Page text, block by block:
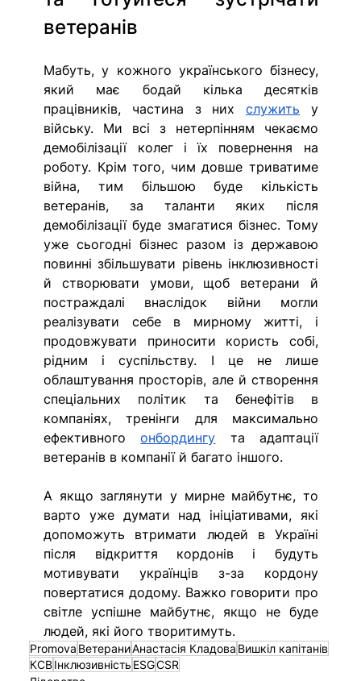
ветеранів
Мабуть, у кожного українського бізнесу,
який має бодай кілька десятків
працівників, частина з них служить у
війську. Ми всі з нетерпінням чекаємо
демобілізації колег і їх повернення на
роботу. Крім того, чим довше триватиме
війна, тим більшою буде кількість
ветеранів, за таланти яких після
демобілізації буде змагатися бізнес. Тому
уже сьогодні бізнес разом із державою
повинні збільшувати рівень інклюзивності
й створювати умови, щоб ветерани й
постраждалі внаслідок війни могли
реалізувати себе в мирному житті, і
продовжувати приносити користь собі,
рідним і суспільству. І це не лише
облаштування просторів, але й створення
спеціальних політик та бенефітів в
компаніях, тренінги для максимально
ефективного онбордингу та адаптації
ветеранів в компанії й багато іншого.
А якщо заглянути у мирне майбутнє, то
варто уже думати над ініціативами, які
допоможуть втримати людей в Україні
після відкриття кордонів і будуть
мотивувати українців з-за кордону
повертатися додому. Важко говорити про
світле успішне майбутнє, якщо не буде
людей, які його творитимуть.
Promova ВетераниАнастасія Кладова Вишкіл капітанів
КСВІнклюзивність ESGCSR